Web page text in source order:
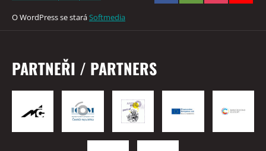
O WordPress se staráSoftmedia
PARTNEŘI / PARTNERS